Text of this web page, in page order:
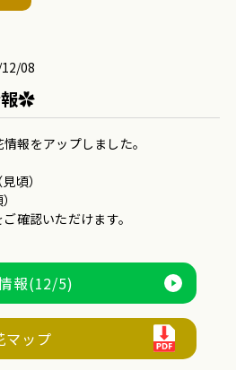
08
報✿
報をアップしました。
頃）
確認いただけます。
報(12/5)
マップ